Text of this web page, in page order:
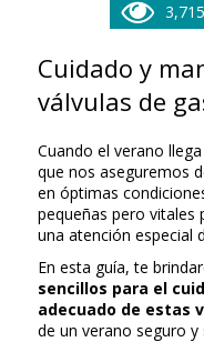
3,715
Cuidado y
válvulas de
Cuando el verano
que nos aseguremos
en óptimas
pequeñas pero vitales
una atención especial
En esta guía, te
sencillos para el
adecuado de estas
de un verano seguro y